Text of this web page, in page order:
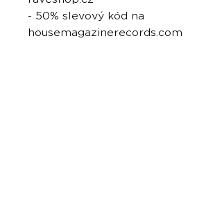
- 50% slevový kód na
housemagazinerecords.com